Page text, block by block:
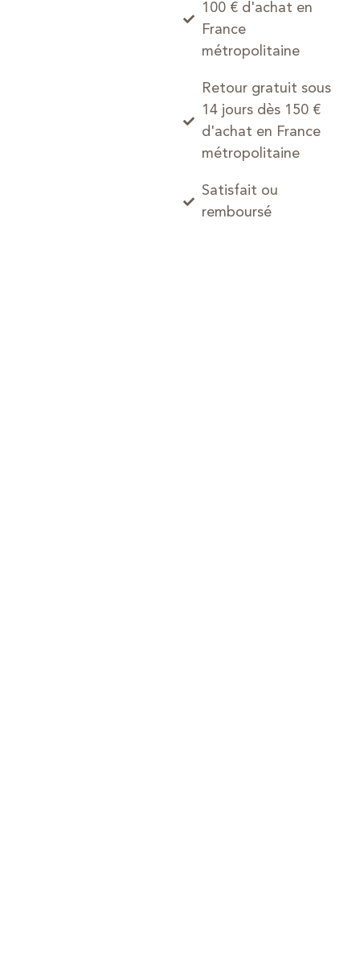
100 € d'achat en
France
métropolitaine
Retour gratuit sous
14 jours dès 150 €
d'achat en France
métropolitaine
Satisfait ou
remboursé